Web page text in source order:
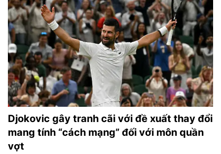
Djokovic gây tranh cãi với đề xuất thay đổi
mang tính “cách mạng” đối với môn quần
vợt